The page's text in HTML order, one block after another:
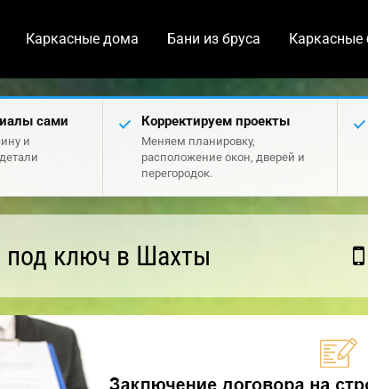
Каркасные дома Бани из бруса Каркасные
сами
и
Корректируем проекты
Меняем планировку,
расположение окон, дверей и
перегородок.
ключ в Шахты